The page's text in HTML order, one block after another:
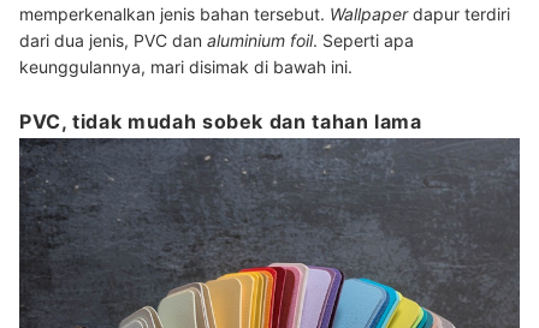
memperkenalkan jenis bahan tersebut. Wallpaperdapur terdiri
dari dua jenis, PVC dan aluminium foil. Seperti apa
keunggulannya, mari disimak di bawah ini.
PVC, tidak mudah sobek dan tahan lama